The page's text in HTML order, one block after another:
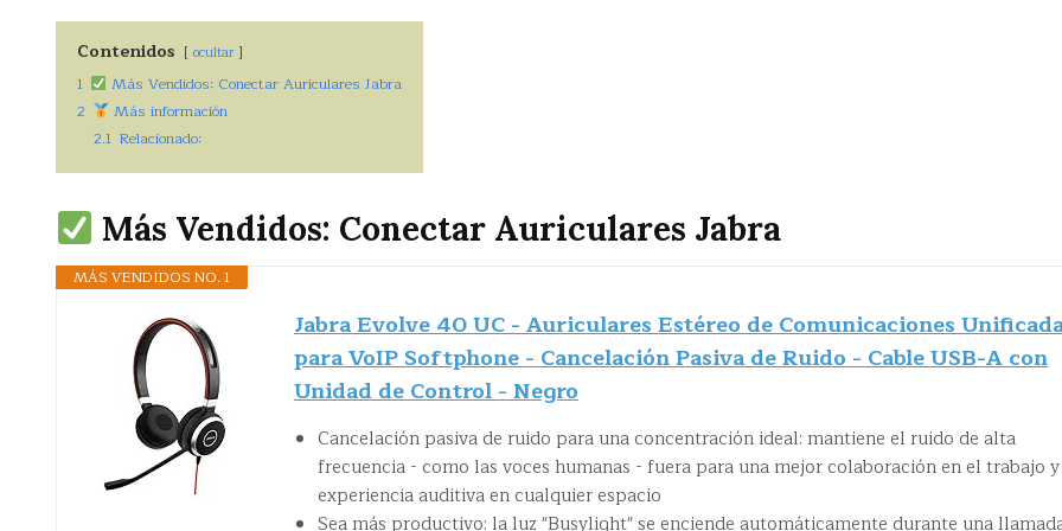
Contenidos ocultar
1
Más Vendidos: Conectar Auriculares Jabra
2
Más información
2.1 Relacionado:
Más Vendidos: Conectar Auriculares Jabra
MÁS VENDIDOS NO. 1
Jabra Evolve 40 UC - Auriculares Estéreo de Comunicaciones
para VoIP Softphone - Cancelación Pasiva de Ruido - Cable USB-A con
Unidad de Control - Negro
Cancelación pasiva de ruido para una concentración ideal: mantiene el ruido de alta
frecuencia - como las voces humanas - fuera para una mejor colaboración en el trabajo
experiencia auditiva en cualquier espacio
Sea más productivo: la luz "Busylight" se enciende automáticamente durante una